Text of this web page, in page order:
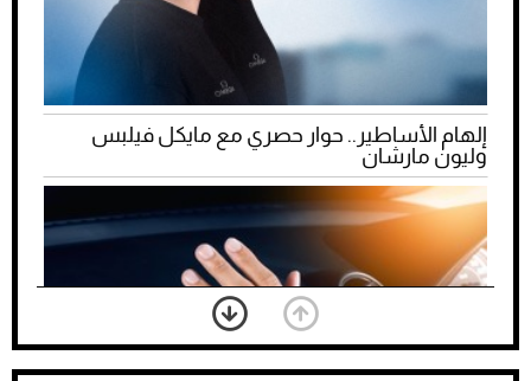
إلهام الأساطير.. حوار حصري مع مايكل فيلبس
وليون مارشان